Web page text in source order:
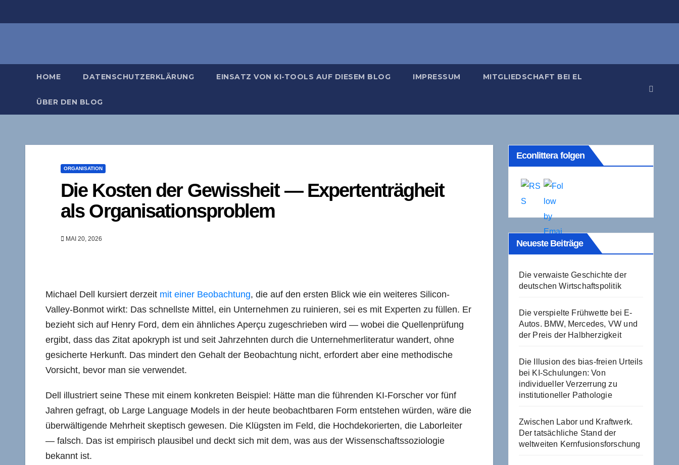
Inhalt
HOME DATENSCHUTZERKLÄRUNG EINSATZ VON KI-TOOLS AUF DIESEM BLOG IMPRESSUM MITGLIEDSCHAFT BEI EL
ÜBER DEN BLOG
ORGANISATION
Die Kosten der Gewissheit — Expertenträgheit
als Organisationsproblem
MAI 20, 2026
Michael Dell kursiert derzeit mit einer Beobachtung, die auf den ersten Blick wie ein weiteres Silicon-
Valley-Bonmot wirkt: Das schnellste Mittel, ein Unternehmen zu ruinieren, sei es mit Experten zu füllen. Er
bezieht sich auf Henry Ford, dem ein ähnliches Aperçu zugeschrieben wird — wobei die Quellenprüfung
ergibt, dass das Zitat apokryph ist und seit Jahrzehnten durch die Unternehmerliteratur wandert, ohne
gesicherte Herkunft. Das mindert den Gehalt der Beobachtung nicht, erfordert aber eine methodische
Vorsicht, bevor man sie verwendet.
Dell illustriert seine These mit einem konkreten Beispiel: Hätte man die führenden KI-Forscher vor fünf
Jahren gefragt, ob Large Language Models in der heute beobachtbaren Form entstehen würden, wäre die
überwältigende Mehrheit skeptisch gewesen. Die Klügsten im Feld, die Hochdekorierten, die Laborleiter
— falsch. Das ist empirisch plausibel und deckt sich mit dem, was aus der Wissenschaftssoziologie
bekannt ist.
Econlittera folgen
Neueste Beiträge
Die verwaiste Geschichte der
deutschen Wirtschaftspolitik
Die verspielte Frühwette bei E-
Autos. BMW, Mercedes, VW und
der Preis der Halbherzigkeit
Die Illusion des bias-freien Urteils
bei KI-Schulungen: Von
individueller Verzerrung zu
institutioneller Pathologie
Zwischen Labor und Kraftwerk.
Der tatsächliche Stand der
weltweiten Kernfusionsforschung